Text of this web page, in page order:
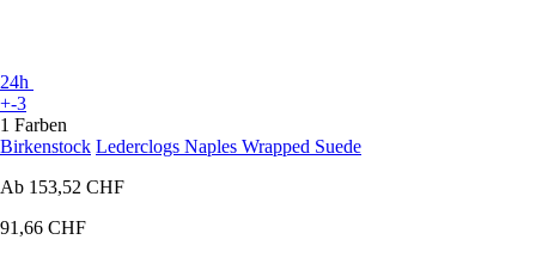
24h
+-3
1 Farben
Birkenstock Lederclogs Naples Wrapped Suede
Ab 153,52 CHF
91,66 CHF